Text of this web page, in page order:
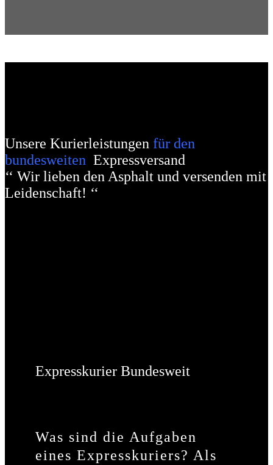
Unsere Kurierleistungen für den
bundesweiten Expressversand
‘‘ Wir lieben den Asphalt und versenden mit
Leidenschaft! ‘‘
Expresskurier Bundesweit
Was sind die Aufgaben
eines Expresskuriers? Als